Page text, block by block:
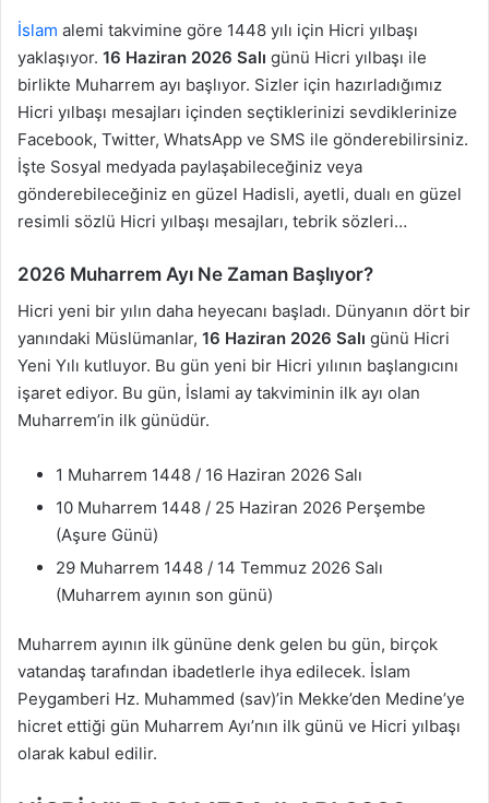
İslam alemi takvimine göre 1448 yılı için Hicri yılbaşı
yaklaşıyor. 16 Haziran 2026 Salı günü Hicri yılbaşı ile
birlikte Muharrem ayı başlıyor. Sizler için hazırladığımız
Hicri yılbaşı mesajları içinden seçtiklerinizi sevdiklerinize
Facebook, Twitter, WhatsApp ve SMS ile gönderebilirsiniz.
İşte Sosyal medyada paylaşabileceğiniz veya
gönderebileceğiniz en güzel Hadisli, ayetli, dualı en güzel
resimli sözlü Hicri yılbaşı mesajları, tebrik sözleri…
2026 Muharrem Ayı Ne Zaman Başlıyor?
Hicri yeni bir yılın daha heyecanı başladı. Dünyanın dört bir
yanındaki Müslümanlar, 16 Haziran 2026 Salı günü Hicri
Yeni Yılı kutluyor. Bu gün yeni bir Hicri yılının başlangıcını
işaret ediyor. Bu gün, İslami ay takviminin ilk ayı olan
Muharrem’in ilk günüdür.
1 Muharrem 1448 / 16 Haziran 2026 Salı
10 Muharrem 1448 / 25 Haziran 2026 Perşembe
(Aşure Günü)
29 Muharrem 1448 / 14 Temmuz 2026 Salı
(Muharrem ayının son günü)
Muharrem ayının ilk gününe denk gelen bu gün, birçok
vatandaş tarafından ibadetlerle ihya edilecek. İslam
Peygamberi Hz. Muhammed (sav)’in Mekke’den Medine’ye
hicret ettiği gün Muharrem Ayı’nın ilk günü ve Hicri yılbaşı
olarak kabul edilir.